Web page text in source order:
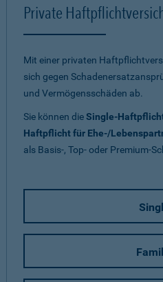
Private
Mit einer privaten
sich gegen
und Vermögensschäden ab.
Sie können dieSingle-
Haftpflicht für Ehe-/
als Basis-, Top- oder Premium-